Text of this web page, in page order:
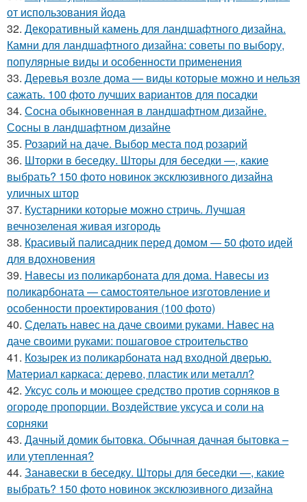
от использования йода
32. Декоративный камень для ландшафтного дизайна.
Камни для ландшафтного дизайна: советы по выбору,
популярные виды и особенности применения
33. Деревья возле дома — виды которые можно и нельзя
сажать. 100 фото лучших вариантов для посадки
34. Сосна обыкновенная в ландшафтном дизайне.
Сосны в ландшафтном дизайне
35. Розарий на даче. Выбор места под розарий
36. Шторки в беседку. Шторы для беседки —, какие
выбрать? 150 фото новинок эксклюзивного дизайна
уличных штор
37. Кустарники которые можно стричь. Лучшая
вечнозеленая живая изгородь
38. Красивый палисадник перед домом — 50 фото идей
для вдохновения
39. Навесы из поликарбоната для дома. Навесы из
поликарбоната — самостоятельное изготовление и
особенности проектирования (100 фото)
40. Сделать навес на даче своими руками. Навес на
даче своими руками: пошаговое строительство
41. Козырек из поликарбоната над входной дверью.
Материал каркаса: дерево, пластик или металл?
42. Уксус соль и моющее средство против сорняков в
огороде пропорции. Воздействие уксуса и соли на
сорняки
43. Дачный домик бытовка. Обычная дачная бытовка –
или утепленная?
44. Занавески в беседку. Шторы для беседки —, какие
выбрать? 150 фото новинок эксклюзивного дизайна